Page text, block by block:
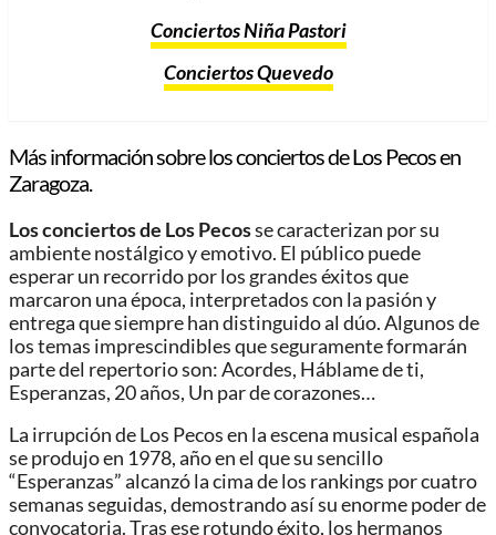
Conciertos Niña Pastori
Conciertos Quevedo
Más información sobre los conciertos de Los Pecos en
Zaragoza.
Los conciertos de Los Pecosse caracterizan por su
ambiente nostálgico y emotivo. El público puede
esperar un recorrido por los grandes éxitos que
marcaron una época, interpretados con la pasión y
entrega que siempre han distinguido al dúo. Algunos de
los temas imprescindibles que seguramente formarán
parte del repertorio son: Acordes, Háblame de ti,
Esperanzas, 20 años, Un par de corazones…
La irrupción de Los Pecos en la escena musical española
se produjo en 1978, año en el que su sencillo
“Esperanzas” alcanzó la cima de los rankings por cuatro
semanas seguidas, demostrando así su enorme poder de
convocatoria. Tras ese rotundo éxito, los hermanos